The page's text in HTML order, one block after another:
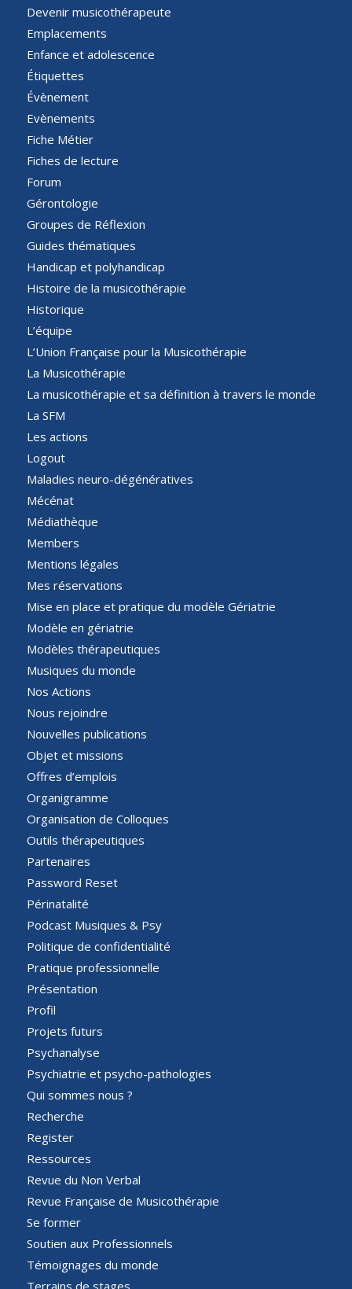
Devenir musicothérapeute
Emplacements
Enfance et adolescence
Étiquettes
Évènement
Evènements
Fiche Métier
Fiches de lecture
Forum
Gérontologie
Groupes de Réflexion
Guides thématiques
Handicap et polyhandicap
Histoire de la musicothérapie
Historique
L’équipe
L’Union Française pour la Musicothérapie
La Musicothérapie
La musicothérapie et sa définition à travers le monde
La SFM
Les actions
Logout
Maladies neuro-dégénératives
Mécénat
Médiathèque
Members
Mentions légales
Mes réservations
Mise en place et pratique du modèle Gériatrie
Modèle en gériatrie
Modèles thérapeutiques
Musiques du monde
Nos Actions
Nous rejoindre
Nouvelles publications
Objet et missions
Offres d’emplois
Organigramme
Organisation de Colloques
Outils thérapeutiques
Partenaires
Password Reset
Périnatalité
Podcast Musiques & Psy
Politique de confidentialité
Pratique professionnelle
Présentation
Profil
Projets futurs
Psychanalyse
Psychiatrie et psycho-pathologies
Qui sommes nous ?
Recherche
Register
Ressources
Revue du Non Verbal
Revue Française de Musicothérapie
Se former
Soutien aux Professionnels
Témoignages du monde